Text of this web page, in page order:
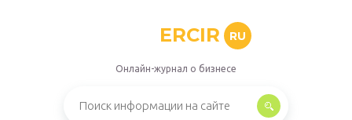
ERCIR RU
Онлайн-журнал о бизнесе